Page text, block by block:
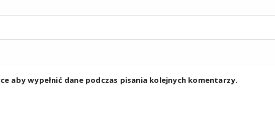
aby wypełnić dane podczas pisania kolejnych komentarzy.